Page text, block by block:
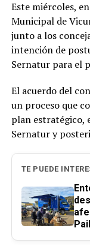
Este miércoles,
Municipal de
junto a los
intención de
Sernatur para el
El acuerdo del
un proceso que
plan estratégico,
Sernatur y
TE PUEDE